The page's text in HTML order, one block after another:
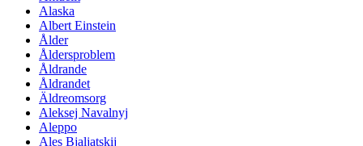
Alaska
Albert Einstein
Ålder
Åldersproblem
Åldrande
Åldrandet
Äldreomsorg
Aleksej Navalnyj
Aleppo
Ales Bjaljatskij